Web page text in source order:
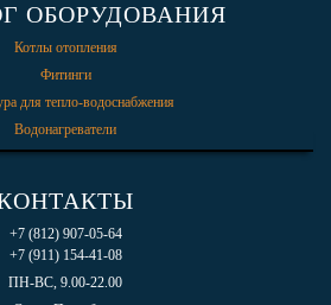
ОБОРУДОВАНИЯ
Котлы отопления
Фитинги
для тепло-водоснабжения
Водонагреватели
+7 (812) 907-05-64
+7 (911) 154-41-08
ПН-ВС, 9.00-22.00